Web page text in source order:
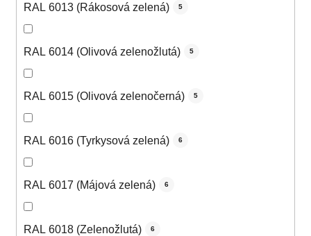
RAL 6013 (Rákosová zelená) 5
RAL 6014 (Olivová zelenožlutá) 5
RAL 6015 (Olivová zelenočerná) 5
RAL 6016 (Tyrkysová zelená) 6
RAL 6017 (Májová zelená) 6
RAL 6018 (Zelenožlutá) 6